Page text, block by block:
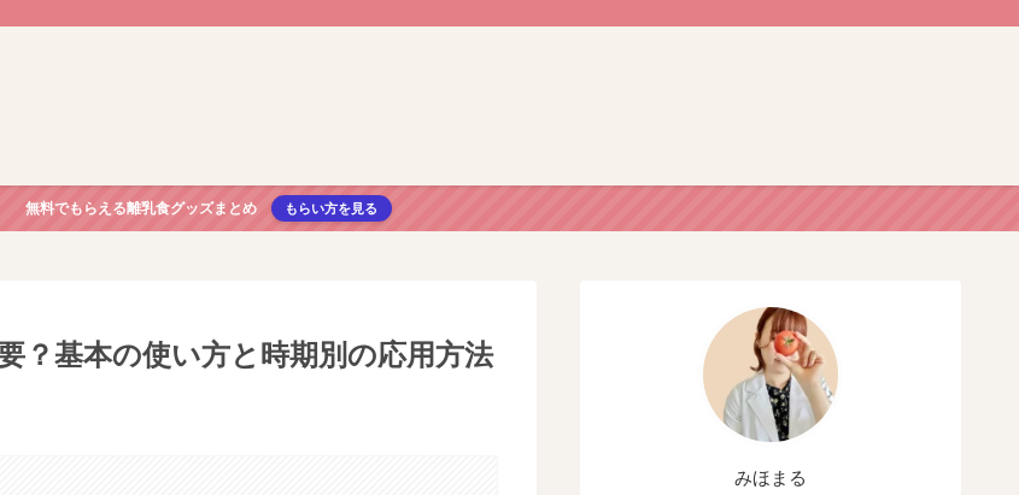
無料でもらえる離乳食グッズまとめ もらい方を見る
？基本の使い方と時期別の応用方法
みほまる